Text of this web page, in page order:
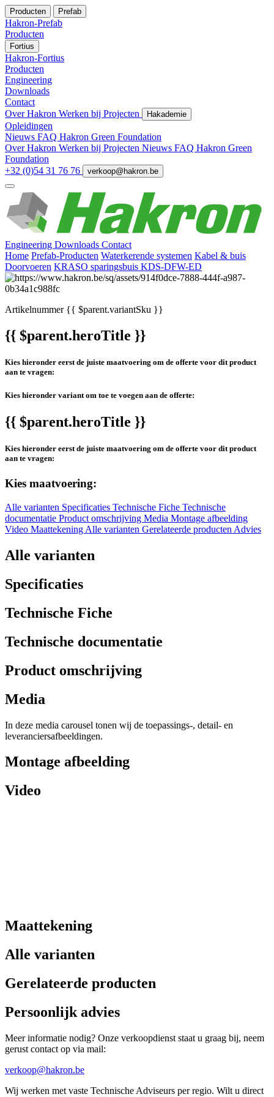
Producten Prefab
Hakron-Prefab
Producten
Fortius
Hakron-Fortius
Producten
Engineering
Downloads
Contact
Over Hakron Werken bij Projecten Hakademie
Opleidingen
Nieuws FAQ Hakron Green Foundation
Over Hakron Werken bij Projecten Nieuws FAQ Hakron Green
Foundation
+32 (0)54 31 76 76
verkoop@hakron.be
Engineering Downloads Contact
Home Prefab-Producten Waterkerende systemen Kabel & buis
Doorvoeren KRASO sparingsbuis KDS-DFW-ED
Artikelnummer{{ $parent.variantSku }}
{{ $parent.heroTitle }}
Kies hieronder eerst de juiste maatvoering om de offerte voor dit product
aan te vragen:
Kies hieronder variant om toe te voegen aan de offerte:
{{ $parent.heroTitle }}
Kies hieronder eerst de juiste maatvoering om de offerte voor dit product
aan te vragen:
Kies maatvoering:
Alle varianten Specificaties Technische Fiche Technische
documentatie Product omschrijving Media Montage afbeelding
Video Maattekening Alle varianten Gerelateerde producten Advies
Alle varianten
Specificaties
Technische Fiche
Technische documentatie
Product omschrijving
Media
In deze media carousel tonen wij de toepassings-, detail- en
leveranciersafbeeldingen.
Montage afbeelding
Video
Maattekening
Alle varianten
Gerelateerde producten
Persoonlijk advies
Meer informatie nodig? Onze verkoopdienst staat u graag bij, neem
gerust contact op via mail:
verkoop@hakron.be
Wij werken met vaste Technische Adviseurs per regio. Wilt u direct